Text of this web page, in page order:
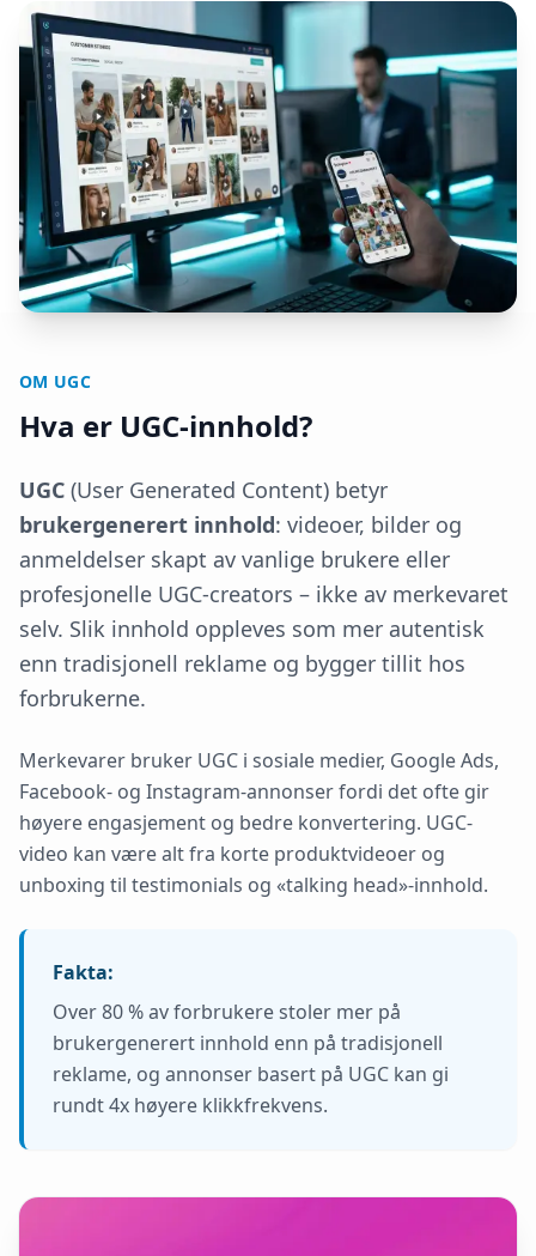
OM UGC
Hva er UGC-innhold?
UGC (User Generated Content) betyr
brukergenerert innhold: videoer, bilder og
anmeldelser skapt av vanlige brukere eller
profesjonelle UGC-creators – ikke av merkevaret
selv. Slik innhold oppleves som mer autentisk
enn tradisjonell reklame og bygger tillit hos
forbrukerne.
Merkevarer bruker UGC i sosiale medier, Google Ads,
Facebook- og Instagram-annonser fordi det ofte gir
høyere engasjement og bedre konvertering. UGC-
video kan være alt fra korte produktvideoer og
unboxing til testimonials og «talking head»-innhold.
Fakta:
Over 80 % av forbrukere stoler mer på
brukergenerert innhold enn på tradisjonell
reklame, og annonser basert på UGC kan gi
rundt 4x høyere klikkfrekvens.